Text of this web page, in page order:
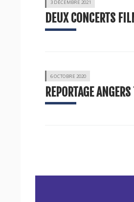
3 DÉCEMBRE 2021
DEUX CONCERTS
6 OCTOBRE 2020
REPORTAGE